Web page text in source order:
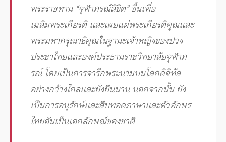
พระราชทาน “จุฬาภรณ์ลิขิต” ขึ้นเพื่อ
เฉลิมพระเกียรติ และเผยแผ่พระเกียรติคุณและ
พระมหากรุณาธิคุณในฐานะเจ้าหญิงของปวง
ประชาไทยและองค์ประธานราชวิทยาลัยจุฬาภ
รณ์ โดยเป็นการจารึกพระนามบนโลกดิจิทัล
อย่างกว้างไกลและยั่งยืนนาน นอกจากนั้น ยัง
เป็นการอนุรักษ์และสืบทอดภาษาและตัวอักษร
ไทยอันเป็นเอกลักษณ์ของชาติ